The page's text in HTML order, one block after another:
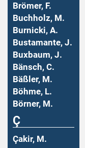
Brömer, F.
Buchholz, M.
Burnicki, A.
Bustamante, J.
Buxbaum, J.
Bänsch, C.
Bäßler, M.
Böhme, L.
Börner, M.
Ç
Çakir, M.